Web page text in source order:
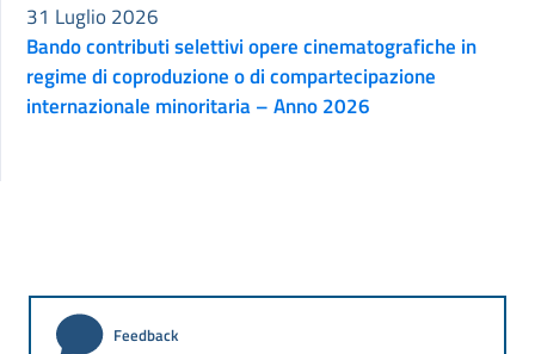
Bando contributi selettivi opere cinematografiche in
regime di coproduzione o di compartecipazione
internazionale minoritaria – Anno 2026
31 Luglio 2026
Feedback